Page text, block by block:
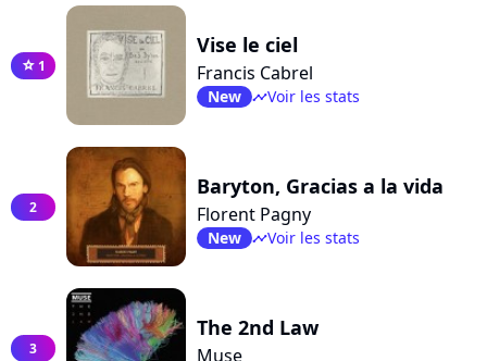
star 1
Vise le ciel
Francis Cabrel
New timelineVoir les stats
2
Baryton, Gracias a la vida
Florent Pagny
New timelineVoir les stats
3
The 2nd Law
Muse